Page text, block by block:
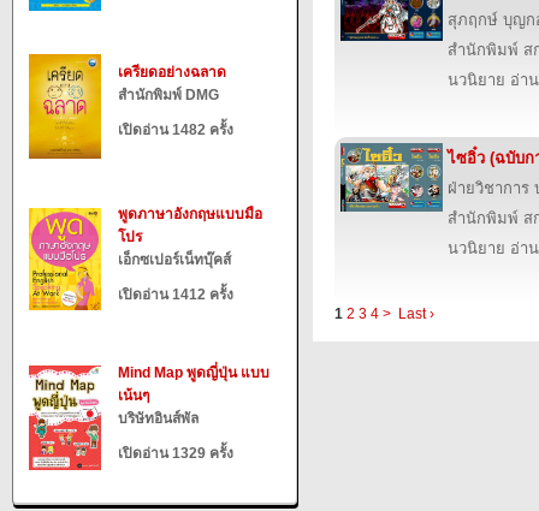
เครียดอย่างฉลาด
สำนักพิมพ์ DMG
เปิดอ่าน 1482 ครั้ง
พูดภาษาอังกฤษแบบมือ
โปร
เอ็กซเปอร์เน็ทบุ๊คส์
เปิดอ่าน 1412 ครั้ง
Mind Map พูดญี่ปุ่น แบบ
เน้นๆ
บริษัทอินส์พัล
เปิดอ่าน 1329 ครั้ง
สุภฤกษ์ บุญก
สำนักพิมพ์ ส
นวนิยาย อ่า
ไซอิ๋ว (ฉบับก
ฝ่ายวิชาการ
สำนักพิมพ์ ส
นวนิยาย อ่า
1 2 3 4 > Last ›